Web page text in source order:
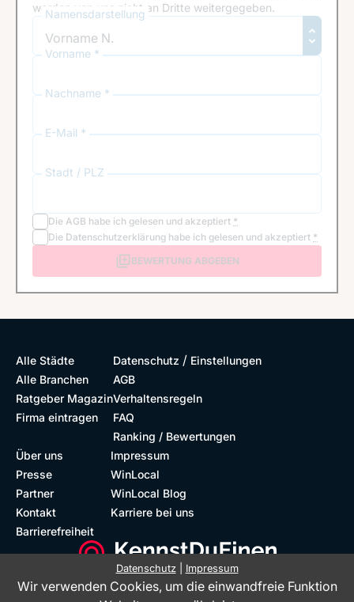
werden von uns nicht an Dritte weitergegeben.
Namensdarstellung
Vorname *
Nachname *
E-Mail *
Stadt / PLZ
Die AGB habe ich gelesen und akzeptiert *
Die Datenschutzerklärung habe ich gelesen und akzeptiert *
BEWERTUNG ABGEBEN
Alle Städte
Alle Branchen
Ratgeber Magazin
Firma eintragen
Datenschutz / Einstellungen
AGB
Verhaltensregeln
FAQ
Ranking / Bewertungen
Über uns
Presse
Partner
Kontakt
Barrierefreiheit
Impressum
WinLocal
WinLocal Blog
Karriere bei uns
Datenschutz| Impressum
Wir verwenden Cookies, um die einwandfreie Funktion